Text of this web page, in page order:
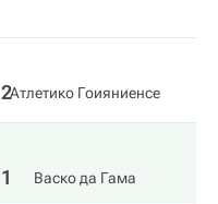
2Атлетико Гоияниенсе
1 Васко да Гама